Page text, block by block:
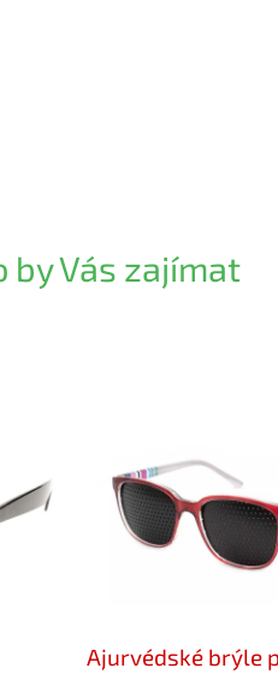
by Vás zajímat
Ajurvédské brýle